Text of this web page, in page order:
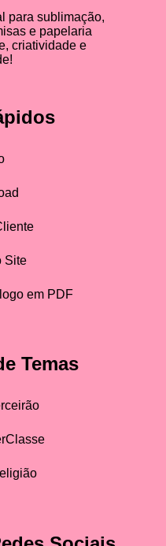
para sublimação,
e papelaria
criatividade e
Site
em PDF
Temas